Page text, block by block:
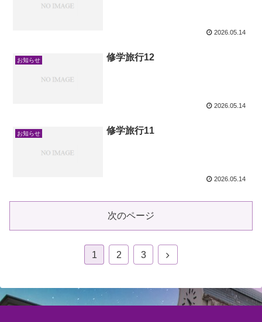
2026.05.14
お知らせ 修学旅行12
2026.05.14
お知らせ 修学旅行11
2026.05.14
次のページ
1 2 3